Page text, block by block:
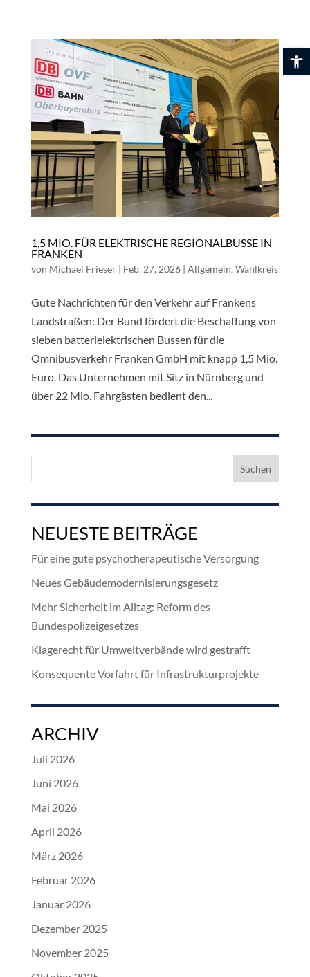
1,5 MIO. FÜR ELEKTRISCHE REGIONALBUSSE IN
FRANKEN
von Michael Frieser| Feb. 27, 2026| Allgemein, Wahlkreis
Gute Nachrichten für den Verkehr auf Frankens
Landstraßen: Der Bund fördert die Beschaffung von
sieben batterielektrischen Bussen für die
Omnibusverkehr Franken GmbH mit knapp 1,5 Mio.
Euro. Das Unternehmen mit Sitz in Nürnberg und
über 22 Mio. Fahrgästen bedient den...
NEUESTE BEITRÄGE
Für eine gute psychotherapeutische Versorgung
Neues Gebäudemodernisierungsgesetz
Mehr Sicherheit im Alltag: Reform des
Bundespolizeigesetzes
Klagerecht für Umweltverbände wird gestrafft
Konsequente Vorfahrt für Infrastrukturprojekte
ARCHIV
Juli 2026
Juni 2026
Mai 2026
April 2026
März 2026
Februar 2026
Januar 2026
Dezember 2025
November 2025